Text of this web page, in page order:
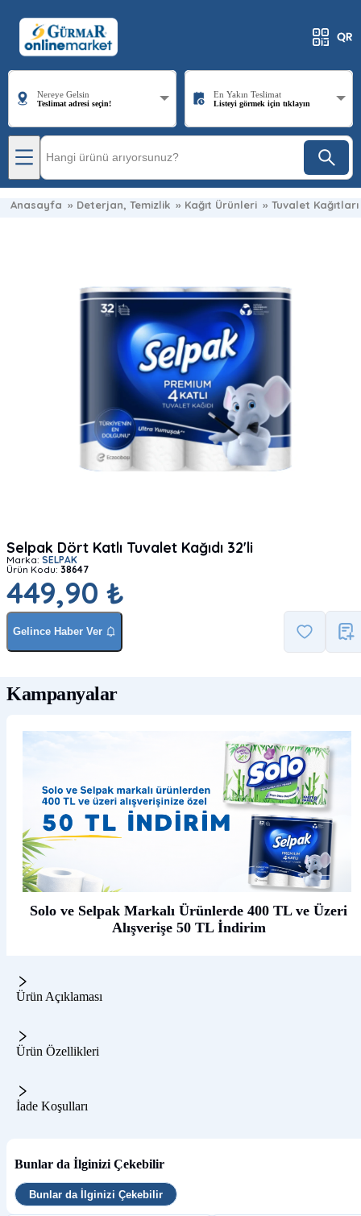
Nereye Gelsin
Teslimat adresi seçin!
En Yakın Teslimat
Listeyi görmek için tıklayın
Anasayfa » Deterjan, Temizlik » Kağıt Ürünleri » Tuvalet Kağıtları
Selpak Dört Katlı Tuvalet Kağıdı 32'li
Marka: SELPAK
Ürün Kodu: 38647
449,90 ₺
Gelince Haber Ver
Kampanyalar
Solo ve Selpak Markalı Ürünlerde 400 TL ve Üzeri
Alışverişe 50 TL İndirim
Ürün Açıklaması
Ürün Özellikleri
İade Koşulları
Bunlar da İlginizi Çekebilir
Bunlar da İlginizi Çekebilir